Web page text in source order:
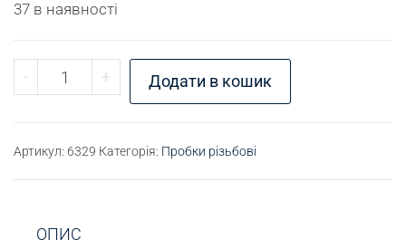
37 в наявності
- Пробка різьбова G1/4" кількість
+ Додати в кошик
Артикул: 6329 Категорія: Пробки різьбові
ОПИС